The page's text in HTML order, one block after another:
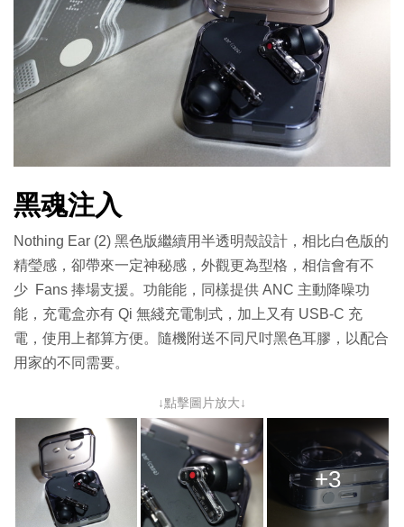
黑魂注入
Nothing Ear (2) 黑色版繼續用半透明殼設計，相比白色版的
精瑩感，卻帶來一定神秘感，外觀更為型格，相信會有不
少 Fans 捧場支援。功能能，同樣提供 ANC 主動降噪功
能，充電盒亦有 Qi 無綫充電制式，加上又有 USB-C 充
電，使用上都算方便。隨機附送不同尺吋黑色耳膠，以配合
用家的不同需要。
↓點擊圖片放大↓
+3